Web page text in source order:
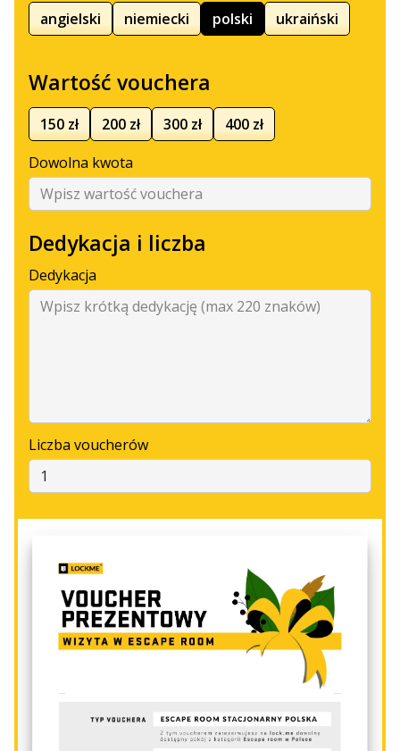
angielski niemiecki polski ukraiński
Wartość vouchera
150 zł 200 zł 300 zł
400 zł
Dowolna kwota
Dedykacja i liczba
Dedykacja
Liczba voucherów